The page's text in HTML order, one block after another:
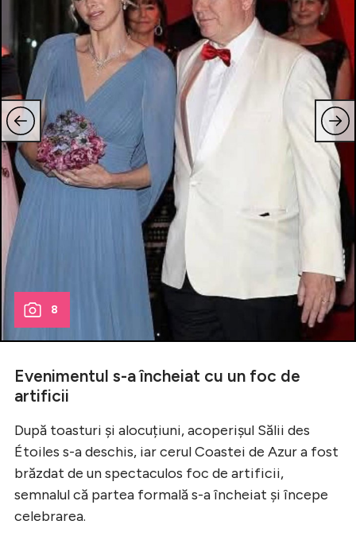
8
Evenimentul s-a încheiat cu un foc de
artificii
După toasturi și alocuțiuni, acoperișul Sălii des
Étoiles s-a deschis, iar cerul Coastei de Azur a fost
brăzdat de un spectaculos foc de artificii,
semnalul că partea formală s-a încheiat și începe
celebrarea.